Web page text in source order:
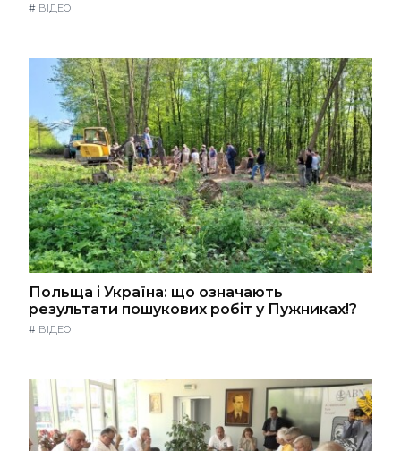
# ВІДЕО
Польща і Україна: що означають
результати пошукових робіт у Пужниках!?
# ВІДЕО